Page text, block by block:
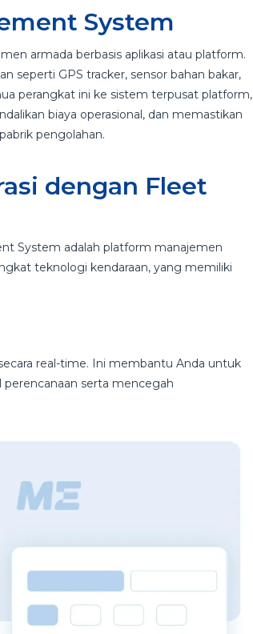
System
armada berbasis aplikasi atau platform.
seperti GPS tracker, sensor bahan bakar,
perangkat ini ke sistem terpusat platform,
biaya operasional, dan memastikan
pengolahan.
dengan Fleet
System adalah platform manajemen
teknologi kendaraan, yang memiliki
real-time. Ini membantu Anda untuk
perencanaan serta mencegah